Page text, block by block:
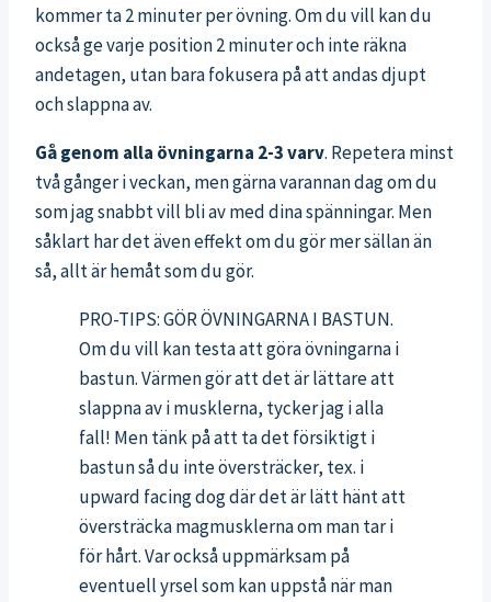
kommer ta 2 minuter per övning. Om du vill kan du
också ge varje position 2 minuter och inte räkna
andetagen, utan bara fokusera på att andas djupt
och slappna av.
Gå genom alla övningarna 2-3 varv. Repetera minst
två gånger i veckan, men gärna varannan dag om du
som jag snabbt vill bli av med dina spänningar. Men
såklart har det även effekt om du gör mer sällan än
så, allt är hemåt som du gör.
PRO-TIPS: GÖR ÖVNINGARNA I BASTUN.
Om du vill kan testa att göra övningarna i
bastun. Värmen gör att det är lättare att
slappna av i musklerna, tycker jag i alla
fall! Men tänk på att ta det försiktigt i
bastun så du inte översträcker, tex. i
upward facing dog där det är lätt hänt att
översträcka magmusklerna om man tar i
för hårt. Var också uppmärksam på
eventuell yrsel som kan uppstå när man